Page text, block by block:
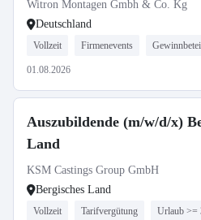
Witron Montagen Gmbh & Co. Kg
Deutschland
Vollzeit Firmenevents
01.08.2026
Auszubildende (m/w/d/x)
Land
KSM Castings Group GmbH
Bergisches Land
Vollzeit Tarifvergütung Urlaub >=